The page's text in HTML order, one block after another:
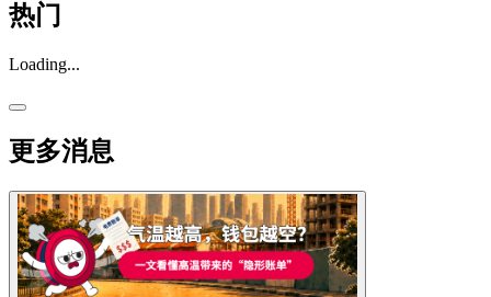
热门
Loading...
更多消息